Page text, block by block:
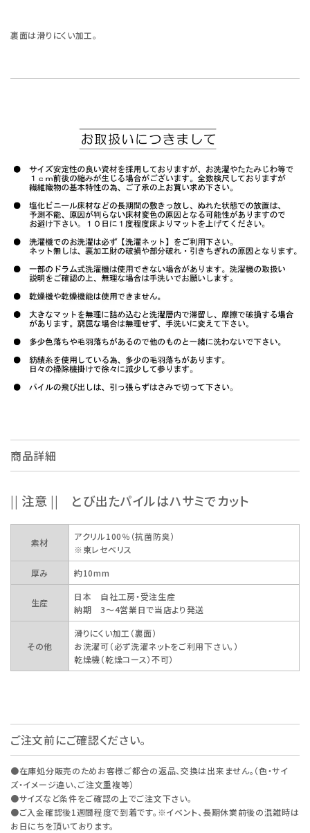
裏面は滑りにくい加工。
商品詳細
|| 注意 || とび出たパイルはハサミでカット
素材
アクリル100％（抗菌防臭）
※東レセベリス
厚み
約10mm
生産
日本 自社工房・受注生産
納期 3～4営業日で当店より発送
その他
滑りにくい加工（裏面）
お洗濯可（必ず洗濯ネットをご利用下さい。）
乾燥機（乾燥コース）不可）
ご注文前にご確認ください。
●在庫処分販売のためお客様ご都合の返品、交換は出来ません。（色・サイ
ズ・イメージ違い、ご注文重複等）
●サイズなど条件をご確認の上でご注文下さい。
●ご入金確認後1週間程度で到着です。※イベント、長期休業前後の混雑時は
お日にちを頂いております。